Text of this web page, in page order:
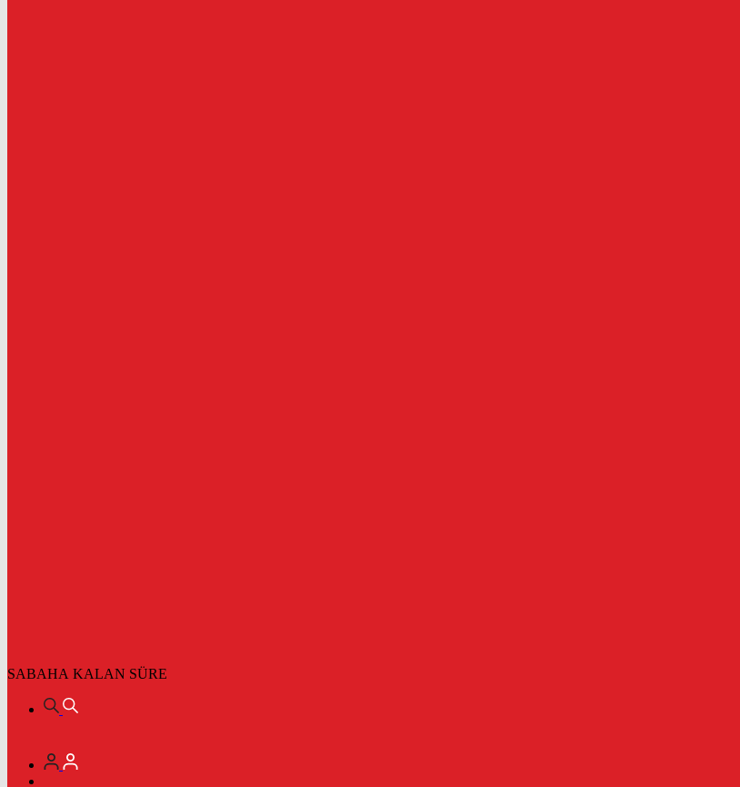
SABAHA KALAN SÜRE